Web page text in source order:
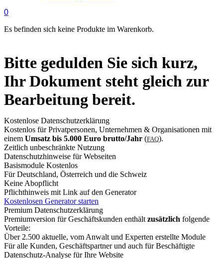
0
Es befinden sich keine Produkte im Warenkorb.
Bitte gedulden Sie sich kurz,
Ihr Dokument steht gleich zur
Bearbeitung bereit.
Kostenlose Datenschutzerklärung
Kostenlos für Privatpersonen, Unternehmen & Organisationen mit
einem Umsatz bis 5.000 Euro brutto/Jahr (FAQ).
Zeitlich unbeschränkte Nutzung
Datenschutzhinweise für Webseiten
Basismodule Kostenlos
Für Deutschland, Österreich und die Schweiz
Keine Abopflicht
Pflichthinweis mit Link auf den Generator
Kostenlosen Generator starten
Premium Datenschutzerklärung
Premiumversion für Geschäftskunden enthält zusätzlich folgende
Vorteile:
Über 2.500 aktuelle, vom Anwalt und Experten erstellte Module
Für alle Kunden, Geschäftspartner und auch für Beschäftigte
Datenschutz-Analyse für Ihre Website